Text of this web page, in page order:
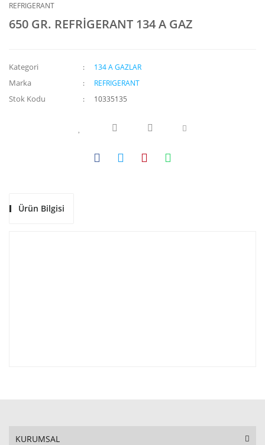
REFRIGERANT
650 GR. REFRİGERANT 134 A GAZ
Kategori 134 A GAZLAR
Marka REFRIGERANT
Stok Kodu 10335135
Ürün Bilgisi
KURUMSAL